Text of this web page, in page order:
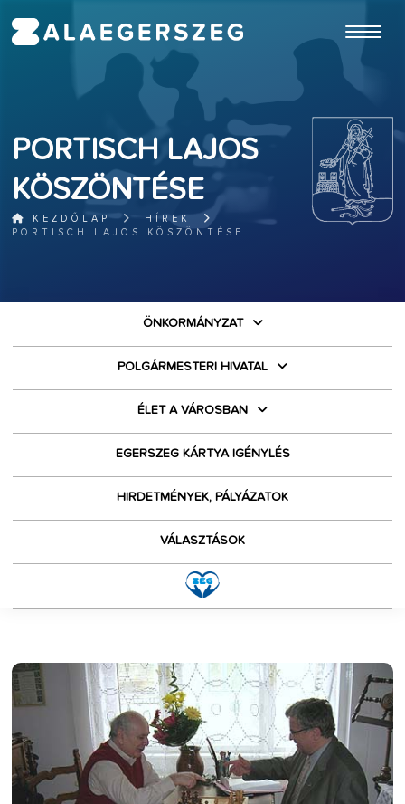
PORTISCH LAJOS
KÖSZÖNTÉSE
KEZDŐLAP
HÍREK
PORTISCH LAJOS KÖSZÖNTÉSE
ÖNKORMÁNYZAT
POLGÁRMESTERI HIVATAL
ÉLET A VÁROSBAN
EGERSZEG KÁRTYA IGÉNYLÉS
HIRDETMÉNYEK, PÁLYÁZATOK
VÁLASZTÁSOK